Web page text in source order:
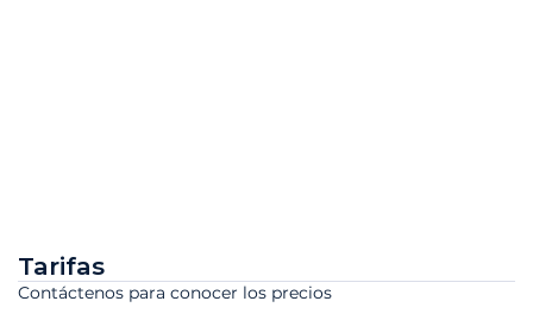
Tarifas
Contáctenos para conocer los precios